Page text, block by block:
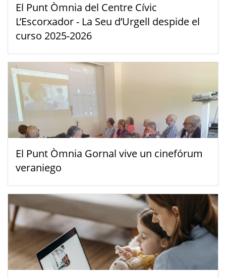
El Punt Òmnia del Centre Cívic
L’Escorxador - La Seu d’Urgell despide el
curso 2025-2026
El Punt Òmnia Gornal vive un cinefórum
veraniego